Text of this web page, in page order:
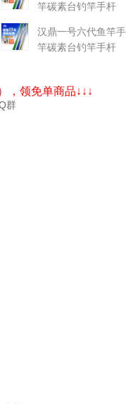
竿碳素台钓竿手杆
汉鼎一号六代鱼竿
竿碳素台钓竿手杆
，领免单商品↓↓↓